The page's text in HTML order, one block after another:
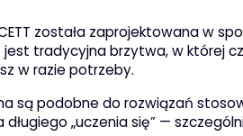
została zaprojektowana
tradycyjna brzytwa, w której
w razie potrzeby.
są podobne do rozwiązań
„uczenia się” —